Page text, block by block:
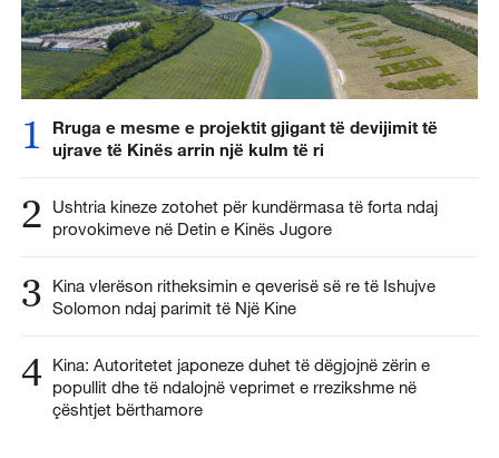
1
Rruga e mesme e projektit gjigant të devijimit të
ujrave të Kinës arrin një kulm të ri
2
Ushtria kineze zotohet për kundërmasa të forta ndaj
provokimeve në Detin e Kinës Jugore
3
Kina vlerëson ritheksimin e qeverisë së re të Ishujve
Solomon ndaj parimit të Një Kine
4 Kina: Autoritetet japoneze duhet të dëgjojnë zërin e
popullit dhe të ndalojnë veprimet e rrezikshme në
çështjet bërthamore